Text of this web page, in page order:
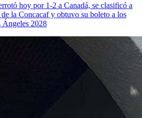
hoy por 1-2 a Canadá, se clasificó a
la Concacaf y obtuvo su boleto a los
Ángeles 2028